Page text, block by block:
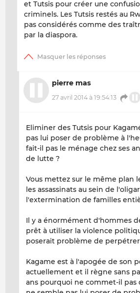
et Tutsis pour créer une
criminels. Les Tutsis restés au
pas considérés comme des
par la diaspora.
pierre mas
27 avril 2014 à 19:54:13
Eliminer des Tutsis pour
pas lui poser de problème à
fait-il pas le ménage chez ses
de lutte ?
Vous mettez sur le même plan
les assassinats au sein de
l'extermination de familles
Il y a énormément d'hommes
prêt à utiliser la violence
poserait problème de
Kagame est à l'apogée de son
actuellement et il règne sans
ans pourquoi ne commet-il pas